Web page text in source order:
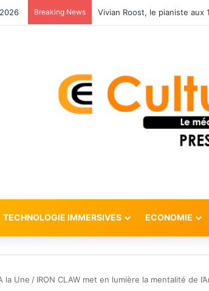
Breaking News
TECHNOLOGIE IMMERSIVES ECONOMIE
la Une / IRON CLAW met en lumière la mentalité de